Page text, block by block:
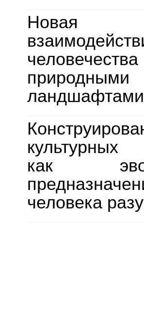
Новая
природными
ландшафтами
культурных
как
человека